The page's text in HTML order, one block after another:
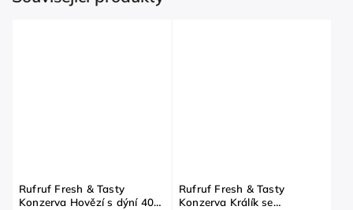
Rufruf Fresh & Tasty
Konzerva Hovězí s dýní 400
Rufruf Fresh & Tasty
Konzerva Králík se